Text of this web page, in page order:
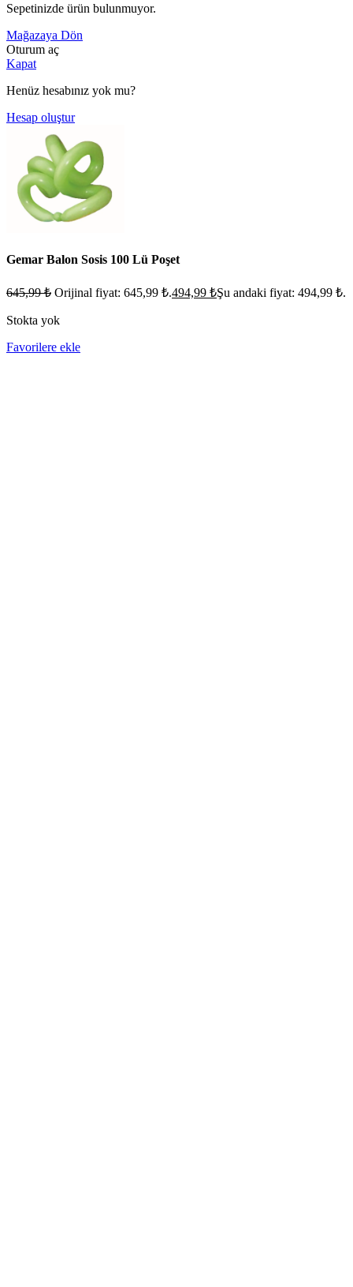
Sepetinizde ürün bulunmuyor.
Mağazaya Dön
Oturum aç
Kapat
Henüz hesabınız yok mu?
Hesap oluştur
Gemar Balon Sosis 100 Lü Poşet
645,99₺ Orijinal fiyat: 645,99 ₺.494,99 ₺Şu andaki fiyat: 494,99 ₺.
Stokta yok
Favorilere ekle